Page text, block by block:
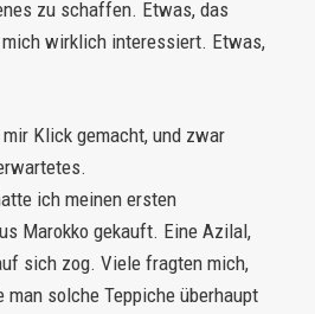
zu schaffen. Etwas, das
wirklich interessiert. Etwas,
Klick gemacht, und zwar
ich meinen ersten
Marokko gekauft. Eine Azilal,
sich zog. Viele fragten mich,
solche Teppiche überhaupt